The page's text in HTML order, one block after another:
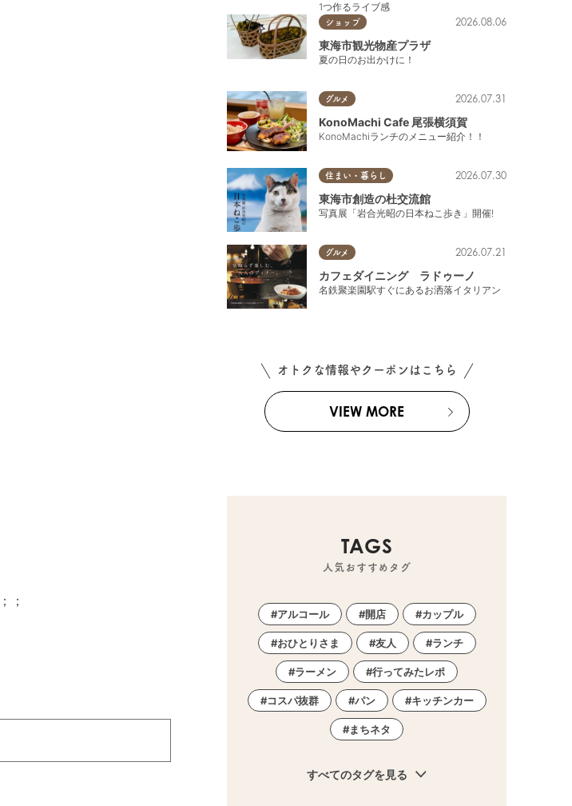
；
1つ作るライブ感
ショップ 2026.08.06
東海市観光物産プラザ
夏の日のお出かけに！
グルメ 2026.07.31
KonoMachi Cafe 尾張横須賀
KonoMachiランチのメニュー紹介！！
住まい・暮らし 2026.07.30
東海市創造の杜交流館
写真展「岩合光昭の日本ねこ歩き」開催!
グルメ 2026.07.21
カフェダイニング ラドゥーノ
名鉄聚楽園駅すぐにあるお洒落イタリアン
オトクな情報やクーポンはこちら
VIEW MORE
TAGS
人気おすすめタグ
アルコール 開店 カップル
おひとりさま 友人 ランチ
ラーメン 行ってみたレポ
コスパ抜群 パン キッチンカー
まちネタ
すべてのタグを見る